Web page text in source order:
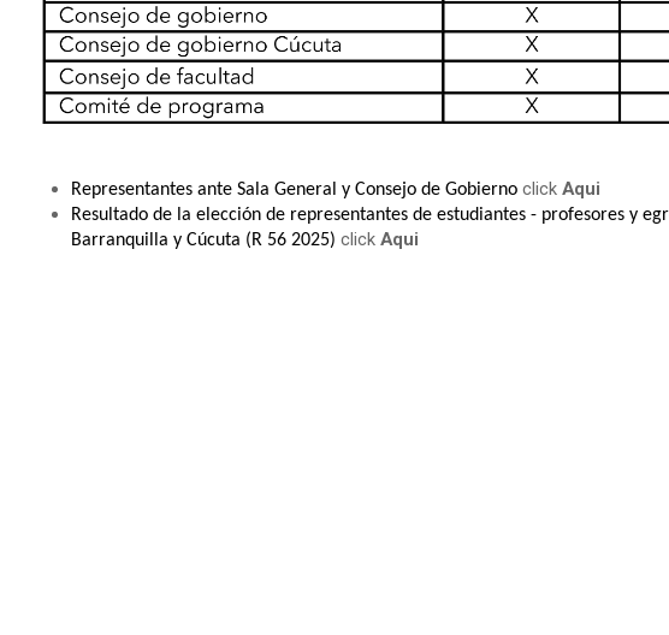
Educativo Institucional
Representantes ante Sala General y Consejo de GobiernoclickAqui
Resultado de la elección de representantes de estudiantes - profesores y
Barranquilla y Cúcuta (R 56 2025)clickAqui